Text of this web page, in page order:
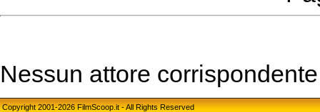
Nessun attore
Copyright 2001-2026 FilmScoop.it - All Rights Reserved